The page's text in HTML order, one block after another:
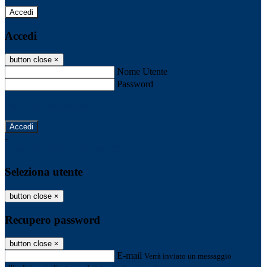
Accedi
Accedi
button close ×
Nome Utente
Password
-
Seleziona utente
button close ×
Recupero password
button close ×
E-mail Verrà inviato un messaggio